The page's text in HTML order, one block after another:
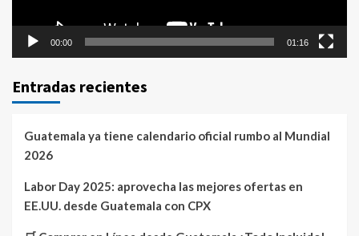
00:00 01:16
Entradas recientes
Guatemala ya tiene calendario oficial rumbo al Mundial
2026
Labor Day 2025: aprovecha las mejores ofertas en
EE.UU. desde Guatemala con CPX